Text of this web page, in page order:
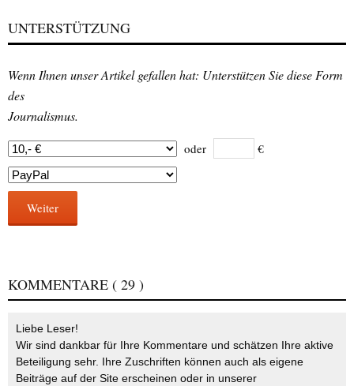
UNTERSTÜTZUNG
Wenn Ihnen unser Artikel gefallen hat: Unterstützen Sie diese Form
des
Journalismus.
oder €
Weiter
KOMMENTARE ( 29 )
Liebe Leser!
Wir sind dankbar für Ihre Kommentare und schätzen Ihre aktive
Beteiligung sehr. Ihre Zuschriften können auch als eigene
Beiträge auf der Site erscheinen oder in unserer